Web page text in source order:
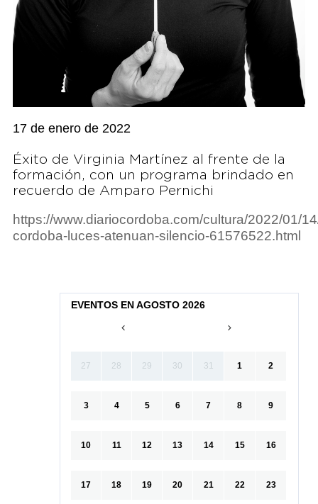
17 de enero de 2022
Éxito de Virginia Martínez al frente de la
formación, con un programa brindado en
recuerdo de Amparo Pernichi
https://www.diariocordoba.com/cultura/2022/01/
cordoba-luces-atenuan-silencio-61576522.html
EVENTOS EN AGOSTO 2026
27 28 29 30 31 1 2
3 4 5 6 7 8 9
10 11 12 13 14 15 16
17 18 19 20 21 22 23